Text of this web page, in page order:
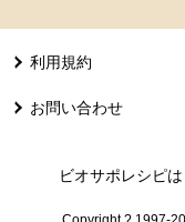
利用規約
お問い合わせ
ビオサポレシピは